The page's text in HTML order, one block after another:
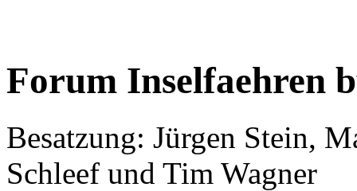
Forum Inselfaehren
Besatzung: Jürgen Stein,
Schleef und Tim Wagner